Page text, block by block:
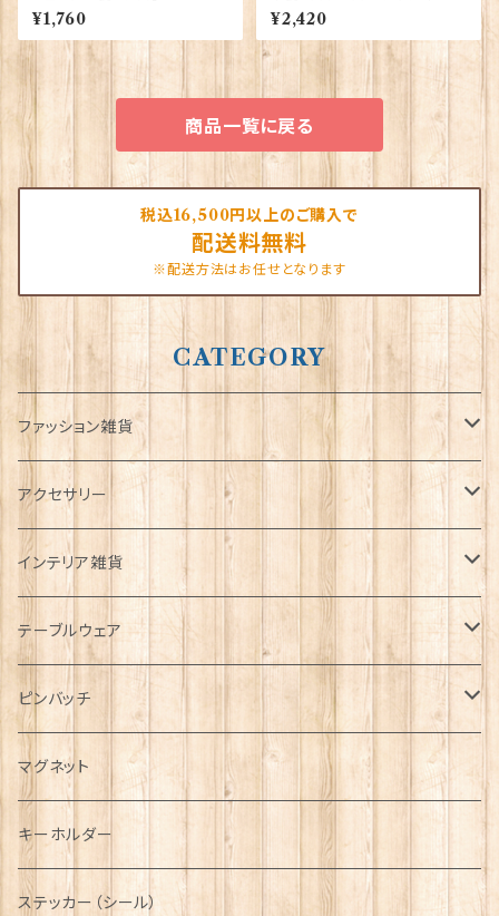
TROWEL】Cadogan 90166-
XWTP164
¥1,760
章入り【Black】R.C.Brady 90
381-Black
¥2,420
商品一覧に戻る
税込16,500円以上のご購入で
配送料無料
※配送方法はお任せとなります
CATEGORY
ファッション雑貨
タータンネクタイ
帽子
キャップ
ハンチング帽
キャスケット
ディアストーカー
ニット帽
Tシャツ
マフラー
タータン【Bronte by Moon】
タータン【Glencroft】
ボタンラップマフラー【Aran Traditions】
サッシュ
スカーフ
ファッションマスク
アクセサリー
ORTAK
ブローチ
ペンダント
チャーム
その他のアクセサリー
インテリア雑貨
インテリア置物
ラブスプーン
ラブスプーン【SION LLEWELLYN】
ラブスプーン【PAUL CURTIS】
ファブリック
テーブルウェア
ティータオル
ペーパーナプキン
ティーコジー
その他テーブルウェア
ピンバッチ
ジェネラルデザイン
乗り物
動物＆植物
ミリタリー
NAVY
ピューター
マグネット
キーホルダー
ステッカー（シール）